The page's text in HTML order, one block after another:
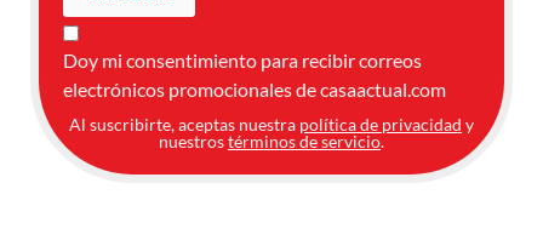
Doy mi consentimiento para recibir correos
electrónicos promocionales de casaactual.com
Al suscribirte, aceptas nuestra política de privacidad y
nuestrostérminos de servicio.